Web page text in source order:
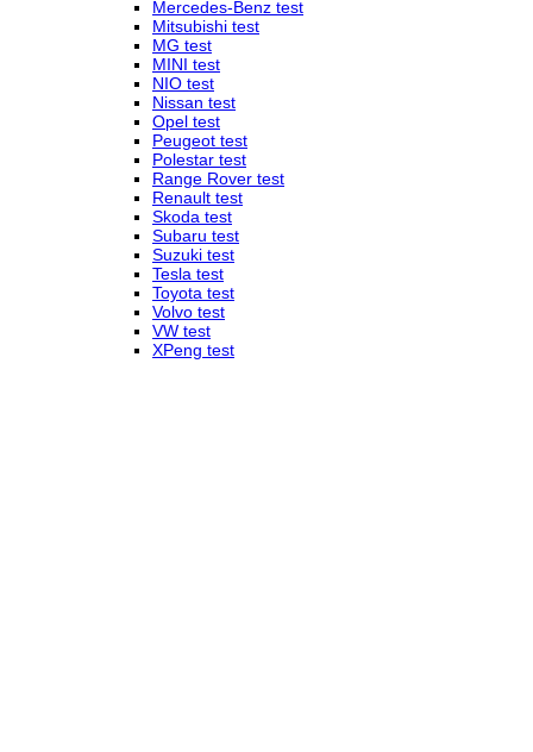
Mercedes-Benz test
Mitsubishi test
MG test
MINI test
NIO test
Nissan test
Opel test
Peugeot test
Polestar test
Range Rover test
Renault test
Skoda test
Subaru test
Suzuki test
Tesla test
Toyota test
Volvo test
VW test
XPeng test